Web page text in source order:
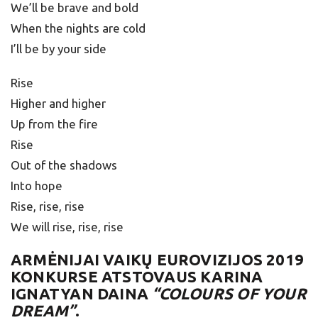
We’ll be brave and bold
When the nights are cold
I’ll be by your side
Rise
Higher and higher
Up from the fire
Rise
Out of the shadows
Into hope
Rise, rise, rise
We will rise, rise, rise
ARMĖNIJAIVAIKŲ EUROVIZIJOS 2019
KONKURSE ATSTOVAUS KARINA
IGNATYAN DAINA “COLOURS OF YOUR
DREAM”.